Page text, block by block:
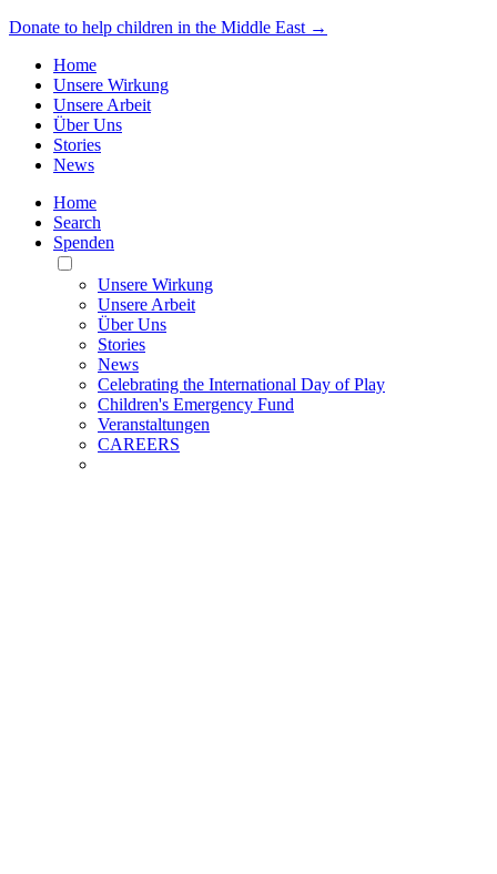
Donate to help children in the Middle East →
Home
Unsere Wirkung
Unsere Arbeit
Über Uns
Stories
News
Home
Search
Spenden
Toggle
Mobile
Menu
Unsere Wirkung
Unsere Arbeit
Über Uns
Stories
News
Celebrating the International Day of Play
Children's Emergency Fund
Veranstaltungen
CAREERS